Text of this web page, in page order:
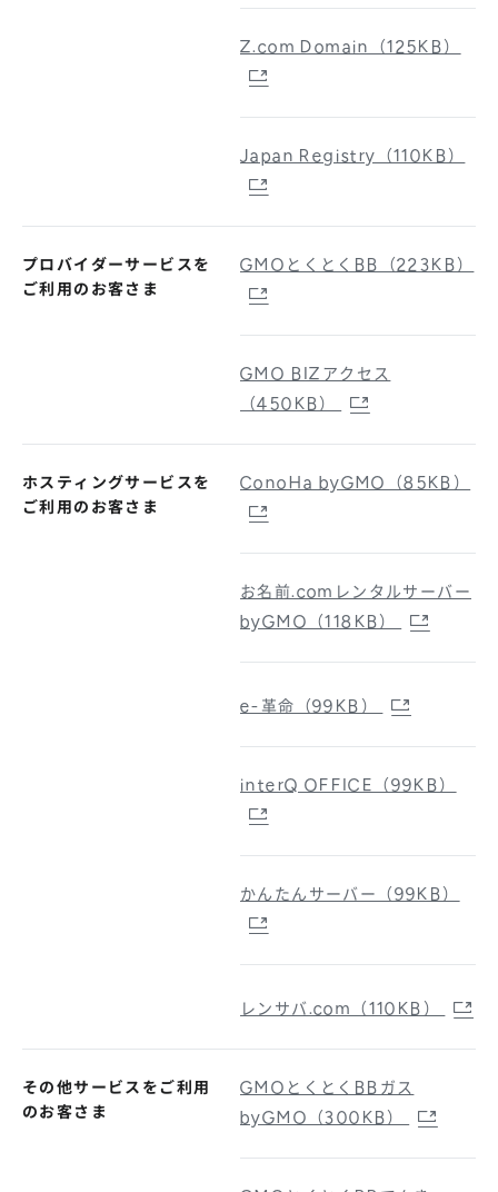
Z.com Domain（125KB）
Japan Registry（110KB）
プロバイダーサービスを
ご利用のお客さま
GMOとくとくBB（223KB）
GMO BIZアクセス
（450KB）
ホスティングサービスを
ご利用のお客さま
ConoHa byGMO（85KB）
お名前.comレンタルサーバー
byGMO（118KB）
e-革命（99KB）
interQ OFFICE（99KB）
かんたんサーバー（99KB）
レンサバ.com（110KB）
その他サービスをご利用
のお客さま
GMOとくとくBBガス
byGMO（300KB）